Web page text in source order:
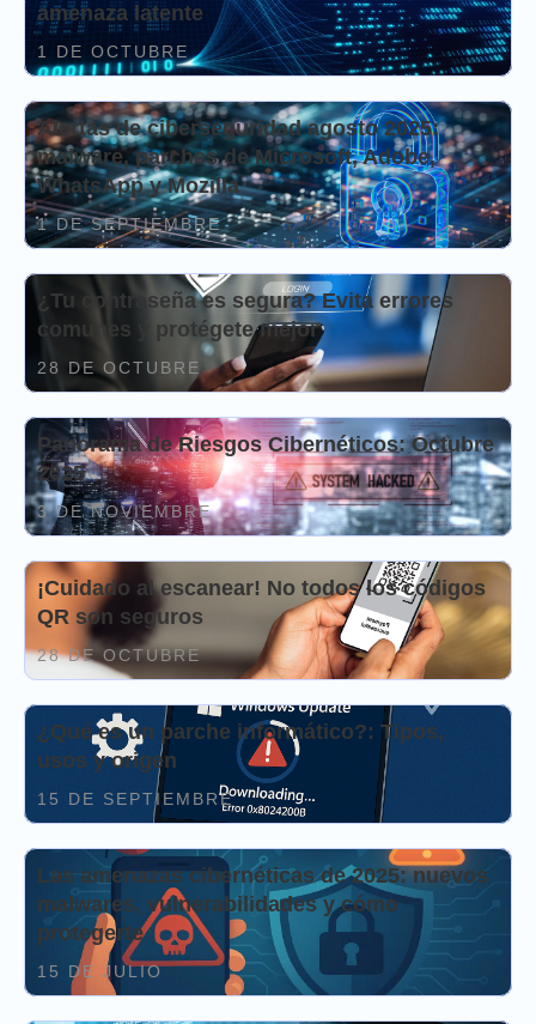
amenaza latente
1 DE OCTUBRE
Alertas de ciberseguridad agosto 2025:
malware, parches de Microsoft, Adobe,
WhatsApp y Mozilla
1 DE SEPTIEMBRE
¿Tu contraseña es segura? Evita errores
comunes y protégete mejor
28 DE OCTUBRE
Panorama de Riesgos Cibernéticos: Octubre
2025
3 DE NOVIEMBRE
¡Cuidado al escanear! No todos los códigos
QR son seguros
28 DE OCTUBRE
¿Qué es un parche informático?: Tipos,
usos y origen
15 DE SEPTIEMBRE
Las amenazas cibernéticas de 2025: nuevos
malwares, vulnerabilidades y cómo
protegerte
15 DE JULIO